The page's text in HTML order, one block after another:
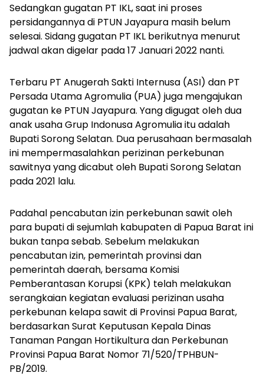
Sedangkan gugatan PT IKL, saat ini proses
persidangannya di PTUN Jayapura masih belum
selesai. Sidang gugatan PT IKL berikutnya menurut
jadwal akan digelar pada 17 Januari 2022 nanti.
Terbaru PT Anugerah Sakti Internusa (ASI) dan PT
Persada Utama Agromulia (PUA) juga mengajukan
gugatan ke PTUN Jayapura. Yang digugat oleh dua
anak usaha Grup Indonusa Agromulia itu adalah
Bupati Sorong Selatan. Dua perusahaan bermasalah
ini mempermasalahkan perizinan perkebunan
sawitnya yang dicabut oleh Bupati Sorong Selatan
pada 2021 lalu.
Padahal pencabutan izin perkebunan sawit oleh
para bupati di sejumlah kabupaten di Papua Barat ini
bukan tanpa sebab. Sebelum melakukan
pencabutan izin, pemerintah provinsi dan
pemerintah daerah, bersama Komisi
Pemberantasan Korupsi (KPK) telah melakukan
serangkaian kegiatan evaluasi perizinan usaha
perkebunan kelapa sawit di Provinsi Papua Barat,
berdasarkan Surat Keputusan Kepala Dinas
Tanaman Pangan Hortikultura dan Perkebunan
Provinsi Papua Barat Nomor 71/520/TPHBUN-
PB/2019.